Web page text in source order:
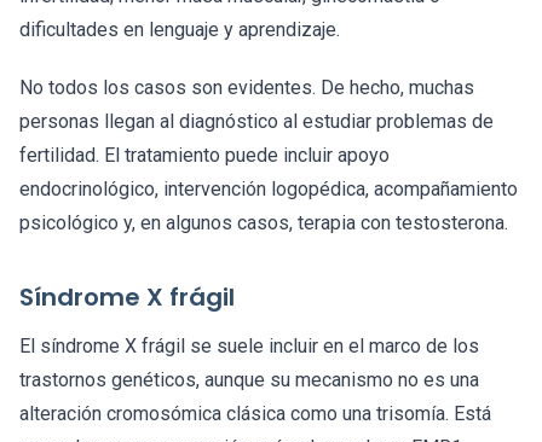
dificultades en lenguaje y aprendizaje.
No todos los casos son evidentes. De hecho, muchas
personas llegan al diagnóstico al estudiar problemas de
fertilidad. El tratamiento puede incluir apoyo
endocrinológico, intervención logopédica, acompañamiento
psicológico y, en algunos casos, terapia con testosterona.
Síndrome X frágil
El síndrome X frágil se suele incluir en el marco de los
trastornos genéticos, aunque su mecanismo no es una
alteración cromosómica clásica como una trisomía. Está